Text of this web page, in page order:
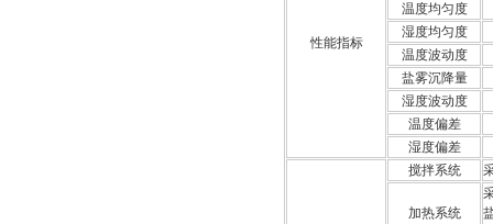
性能指标
温度均匀度
湿度均匀度
温度波动度
盐雾沉降量
湿度波动度
温度偏差
湿度偏差
搅拌系统
加热系统